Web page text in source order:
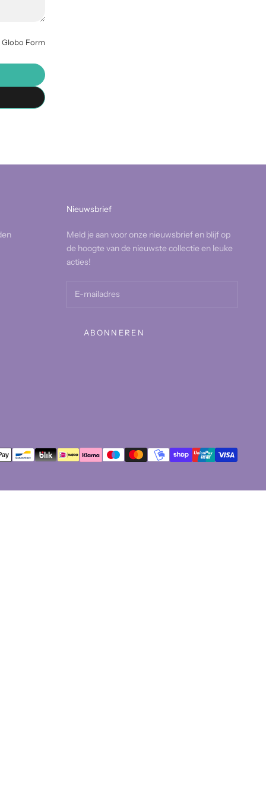
Globo Form
Nieuwsbrief
Meld je aan voor onze nieuwsbrief en blijf op
de hoogte van de nieuwste collectie en leuke
acties!
ABONNEREN